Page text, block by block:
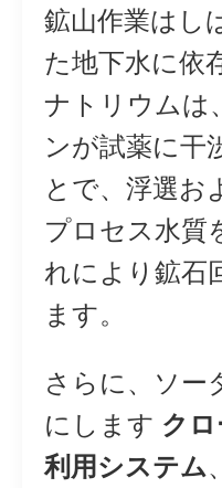
鉱山作業はし
た地下水に依
ナトリウムは
ンが試薬に干
とで、浮選お
プロセス水質
れにより鉱石
ます。
さらに、ソー
にします ク
利用システム